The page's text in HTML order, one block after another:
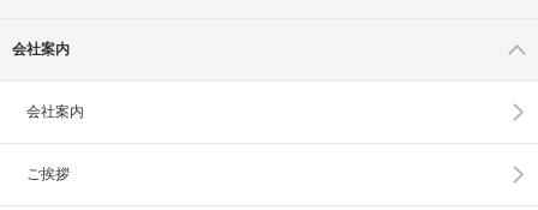
会社案内
会社案内
ご挨拶